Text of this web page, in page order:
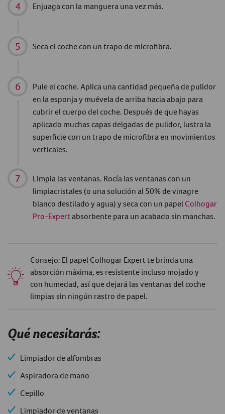
Enjuaga con la manguera una vez más.
Seca el coche con un trapo de microfibra.
Pule el coche. Aplica una cantidad pequeña de pulidor
en la esponja y muévela de arriba hacia abajo para
cubrir el cuerpo del coche. Después de que hayas
aplicado muchas capas delgadas de pulidor, lustra la
superficie con un trapo de microfibra en movimientos
verticales.
Limpia las ventanas. Rocía las ventanas con un
limpiacristales (o una solución al 50% de vinagre
blanco destilado y agua) y seca con un papel Colhogar
Pro-Expert absorbente para un acabado sin manchas.
Consejo: El papel Colhogar Expert te brinda una
absorción máxima, es resistente incluso mojado y
con humedad, así que dejará las ventanas del coche
limpias sin ningún rastro de papel.
Qué necesitarás:
Limpiador de alfombras
Aspiradora de mano
Cepillo
Limpiador de ventanas